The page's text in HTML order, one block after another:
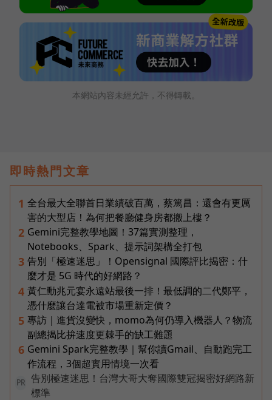
本網站內容未經允許，不得轉載。
即時熱門文章
1 全台最大全聯首日業績破百萬，蔡篤昌：還會有更厲
害的大型店！為何把餐廳健身房都搬上樓？
2 Gemini完整教學地圖！37篇實測整理，
Notebooks、Spark、提示詞架構全打包
3 告別「極速迷思」！Opensignal 國際評比揭密：什
麼才是 5G 時代的好網路？
4 黃仁勳兆元宴永遠站最後一排！最低調的二代鄭平，
憑什麼讓台達電被市場重新定價？
5 專訪｜進貨沒變快，momo為何仍導入機器人？物流
副總揭比拚速度更棘手的缺工難題
6 Gemini Spark完整教學｜幫你讀Gmail、自動跑完工
作流程，3個超實用情境一次看
PR
告別極速迷思！台灣大哥大奪國際雙冠揭密好網路新
標準